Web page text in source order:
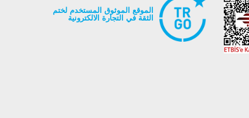
الموقع الموثوق المستخدم لختم
الثقة في التجارة الالكترونية